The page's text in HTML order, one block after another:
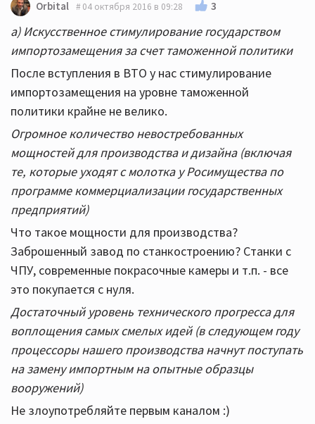
Orbital 04 октября 2016 в 09:28 3
а) Искусственное стимулирование государством
импортозамещения за счет таможенной политики
После вступления в ВТО у нас стимулирование
импортозамещения на уровне таможенной
политики крайне не велико.
Огромное количество невостребованных
мощностей для производства и дизайна (включая
те, которые уходят с молотка у Росимущества по
программе коммерциализации государственных
предприятий)
Что такое мощности для производства?
Заброшенный завод по станкостроению? Станки с
ЧПУ, современные покрасочные камеры и т.п. - все
это покупается с нуля.
Достаточный уровень технического прогресса для
воплощения самых смелых идей (в следующем году
процессоры нашего производства начнут поступать
на замену импортным на опытные образцы
вооружений)
Не злоупотребляйте первым каналом :)